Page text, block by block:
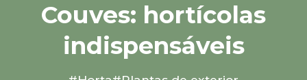
Couves: hortícolas
indispensáveis